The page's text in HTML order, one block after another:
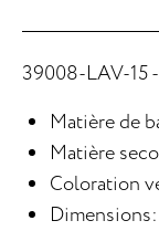
39008-LAV-15
Matière de
Matière
Coloration